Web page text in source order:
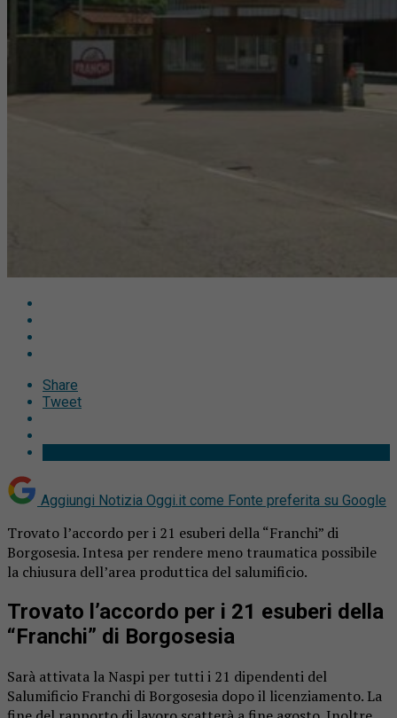
Share
Tweet
Aggiungi Notizia Oggi.it come Fonte preferita su Google
Trovato l’accordo per i 21 esuberi della “Franchi” di
Borgosesia. Intesa per rendere meno traumatica possibile
la chiusura dell’area produttica del salumificio.
Trovato l’accordo per i 21 esuberi della
“Franchi” di Borgosesia
Sarà attivata la Naspi per tutti i 21 dipendenti del
Salumificio Franchi di Borgosesia dopo il licenziamento. La